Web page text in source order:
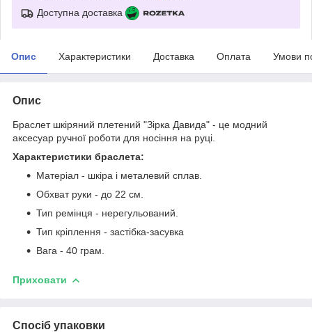
Доступна доставка
Опис Характеристики Доставка Оплата Умови
Опис
Браслет шкіряний плетений "Зірка Давида" - це модний
аксесуар ручної роботи для носіння на руці.
Характеристики браслета:
Матеріал - шкіра і металевий сплав.
Обхват руки - до 22 см.
Тип ремінця - нерегульований.
Тип кріплення - застібка-засувка
Вага - 40 грам.
Приховати
Спосіб упаковки